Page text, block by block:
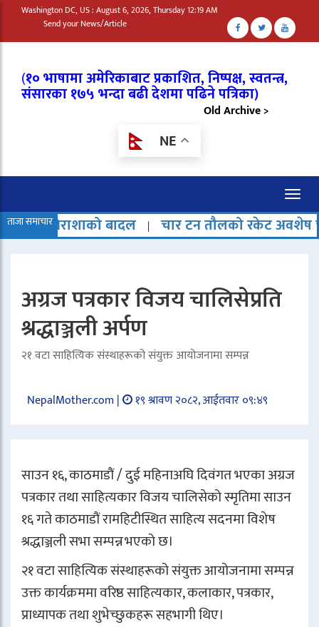
Washington DC, US : August 6, 2026, Thursday 12:19 AM
Send your News/Article
(१० भाषामा अमेरिकाबाट प्रकाशित, निष्पक्ष, स्वतन्त्र,
संसारका १७५ भन्दा बढी देशमा पढिने पत्रिका)
Old Archive >
NE
ताजा समाचार
बादल | चार टन तौलको रकेट अवशेष चन्द्रमामा
अग्रज पत्रकार विजय चालिसेप्रति
श्रद्धाञ्जली अर्पण
२१ वटा साहित्यिक संस्थाहरूको संयुक्त आयोजनामा सम्पन्न
NepalMother.com | १९ श्रावण २०८२, आईतवार ०९:४९
साउन १६, काठमाडौं / दुई महिनाअघि दिवंगत भएका अग्रज
पत्रकार तथा साहित्यकार विजय चालिसेको स्मृतिमा साउन
१६ गते काठमाडौं रामहिटीस्थित साहित्य सदनमा विशेष
श्रद्धाञ्जली सभा सम्पन्न भएको छ।
२१ वटा साहित्यिक संस्थाहरूको संयुक्त आयोजनामा सम्पन्न
उक्त कार्यक्रममा वरिष्ठ साहित्यकार, कलाकार, पत्रकार,
प्राध्यापक तथा शुभेच्छुकहरू सहभागी थिए।